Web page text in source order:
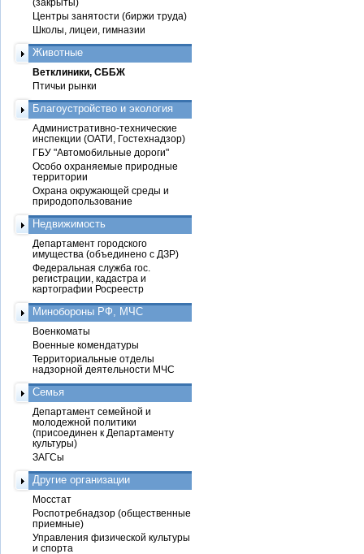
Центры занятости (биржи труда)
Школы, лицеи, гимназии
Животные
Ветклиники, СББЖ
Птичьи рынки
Благоустройство и экология
Административно-технические
инспекции (ОАТИ, Гостехнадзор)
ГБУ "Автомобильные дороги"
Особо охраняемые природные
территории
Охрана окружающей среды и
природопользование
Недвижимость
Департамент городского
имущества (объединено с ДЗР)
Федеральная служба гос.
регистрации, кадастра и
картографии Росреестр
Минобороны РФ, МЧС
Военкоматы
Военные комендатуры
Территориальные отделы
надзорной деятельности МЧС
Семья
Департамент семейной и
молодежной политики
(присоединен к Департаменту
культуры)
ЗАГСы
Другие организации
Мосстат
Роспотребнадзор (общественные
приемные)
Управления физической культуры
и спорта